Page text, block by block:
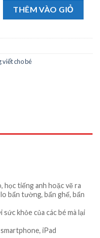
minh LCD tự xoá (Đơn
THÊM VÀO GIỎ
viết cho bé
học tiếng anh hoặc vẽ ra
bẩn tường, bẩn ghế, bẩn
khỏe của các bé mà lại
iPad